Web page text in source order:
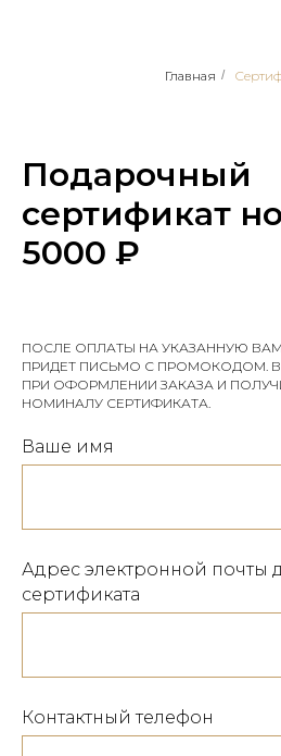
Главная /
Подарочный
сертификат
5000 ₽
ПОСЛЕ ОПЛАТЫ НА УКАЗАННУЮ
ПРИДЕТ ПИСЬМО С ПРОМОКОДОМ.
ПРИ ОФОРМЛЕНИИ ЗАКАЗА И
НОМИНАЛУ СЕРТИФИКАТА.
Ваше имя
Адрес электронной почты
сертификата
Контактный телефон